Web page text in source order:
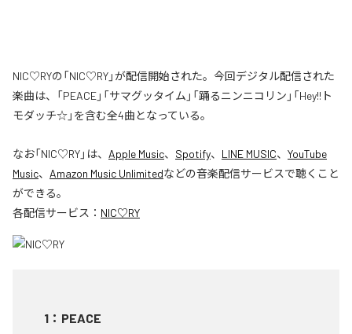
NIC♡RYの「NIC♡RY」が配信開始された。今回デジタル配信された
楽曲は、「PEACE」「サマグッタイム」「踊るニンニコリン」「Hey!!ト
モダッチ☆」を含む全4曲となっている。
なお「NIC♡RY」は、 Apple Music、 Spotify、 LINE MUSIC、 YouTube
Music、 Amazon Music Unlimitedなどの音楽配信サービスで聴くこと
ができる。
各配信サービス： NIC♡RY
1 ： PEACE